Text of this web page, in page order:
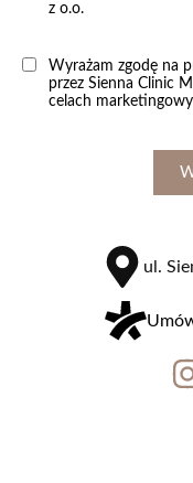
Inne
Przepuklina
z o.o.
Wyrażam zgodę na
przez Sienna Clinic
celach
ul.